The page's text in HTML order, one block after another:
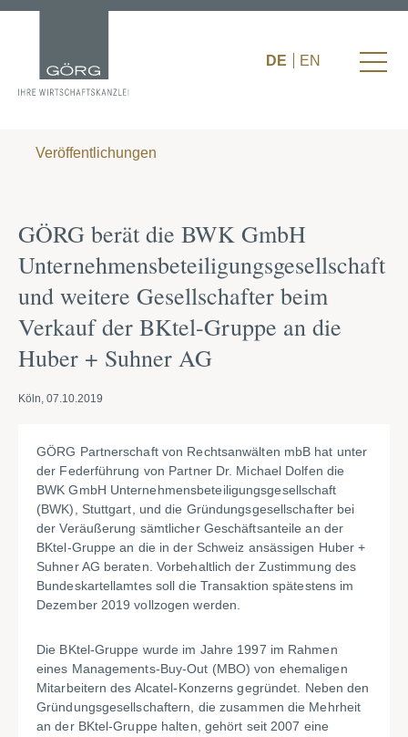
DE EN
Veröffentlichungen
GÖRG berät die BWK GmbH
Unternehmensbeteiligungsgesellschaft
und weitere Gesellschafter beim
Verkauf der BKtel-Gruppe an die
Huber + Suhner AG
Köln, 07.10.2019
GÖRG Partnerschaft von Rechtsanwälten mbB hat unter
der Federführung von Partner Dr. Michael Dolfen die
BWK GmbH Unternehmensbeteiligungsgesellschaft
(BWK), Stuttgart, und die Gründungsgesellschafter bei
der Veräußerung sämtlicher Geschäftsanteile an der
BKtel-Gruppe an die in der Schweiz ansässigen Huber +
Suhner AG beraten. Vorbehaltlich der Zustimmung des
Bundeskartellamtes soll die Transaktion spätestens im
Dezember 2019 vollzogen werden.
Die BKtel-Gruppe wurde im Jahre 1997 im Rahmen
eines Managements-Buy-Out (MBO) von ehemaligen
Mitarbeitern des Alcatel-Konzerns gegründet. Neben den
Gründungsgesellschaftern, die zusammen die Mehrheit
an der BKtel-Gruppe halten, gehört seit 2007 eine